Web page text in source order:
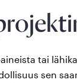
tai
sen